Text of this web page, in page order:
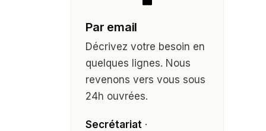
Par email
Décrivez votre besoin en
quelques lignes. Nous
revenons vers vous sous
24h ouvrées.
Secrétariat ·